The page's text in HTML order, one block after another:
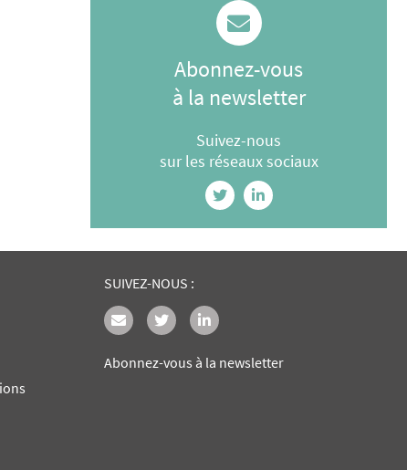
Abonnez-vous
à la newsletter
Suivez-nous
sur les réseaux sociaux
SUIVEZ-NOUS :
Abonnez-vous à la newsletter